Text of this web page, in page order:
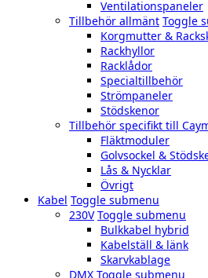
Ventilationspaneler
Tillbehör allmänt Toggle
Korgmutter &
Rackhyllor
Racklådor
Specialtillbehör
Strömpaneler
Stödskenor
Tillbehör specifikt till
Fläktmoduler
Golvsockel &
Lås & Nycklar
Övrigt
Kabel Toggle submenu
230V Toggle submenu
Bulkkabel hybrid
Kabelställ & länk
Skarvkablage
DMX Toggle submenu